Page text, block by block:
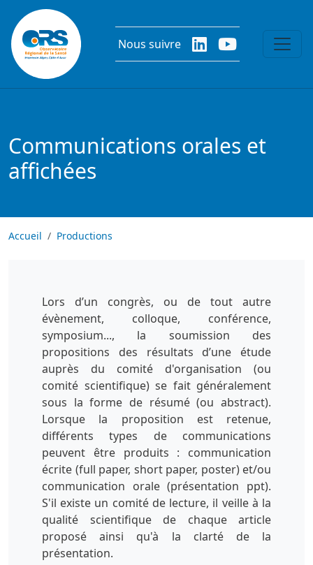
Aller au contenu principal
Nous suivre
Communications orales et
affichées
Accueil Productions
Lors d’un congrès, ou de tout autre
évènement, colloque, conférence,
symposium..., la soumission des
propositions des résultats d’une étude
auprès du comité d'organisation (ou
comité scientifique) se fait généralement
sous la forme de résumé (ou abstract).
Lorsque la proposition est retenue,
différents types de communications
peuvent être produits : communication
écrite (full paper, short paper, poster) et/ou
communication orale (présentation ppt).
S'il existe un comité de lecture, il veille à la
qualité scientifique de chaque article
proposé ainsi qu'à la clarté de la
présentation.